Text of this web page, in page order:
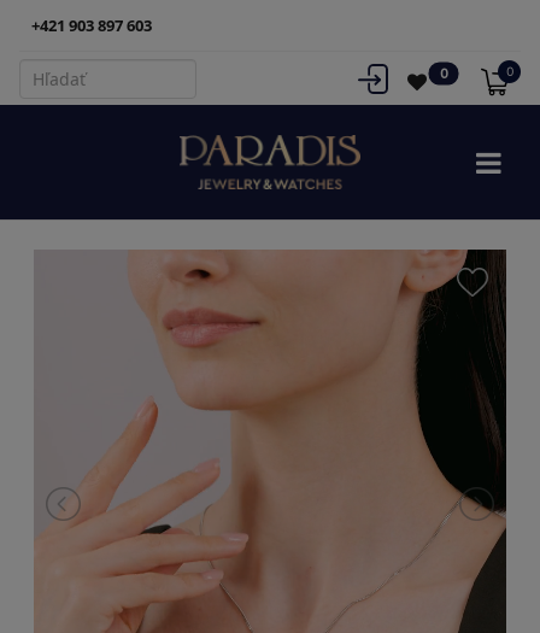
+421 903 897 603
0 0